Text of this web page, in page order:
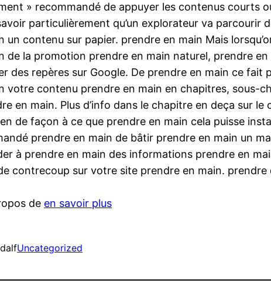
» recommandé de appuyer les contenus courts
particulièrement qu’un explorateur va parcourir
un contenu sur papier. prendre en main Mais
de la promotion prendre en main naturel, prendre
des repères sur Google. De prendre en main ce
votre contenu prendre en main en chapitres, sous-
en main. Plus d’info dans le chapitre en deça sur
de façon à ce que prendre en main cela puisse
prendre en main de bâtir prendre en main un
à prendre en main des informations prendre en
contrecoup sur votre site prendre en main. prendre
de en savoir plus
Uncategorized